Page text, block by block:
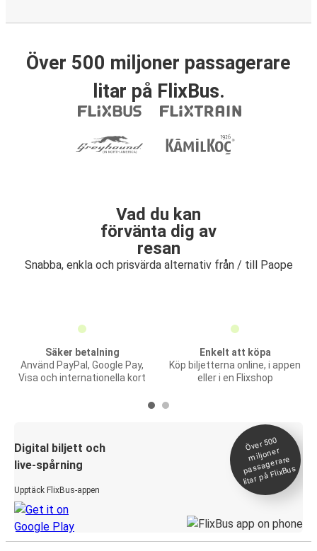
Över 500 miljoner passagerare
litar på FlixBus.
Vad du kan
förvänta dig av
resan
Snabba, enkla och prisvärda alternativ från / till Paope
Säker betalning
Använd PayPal, Google Pay,
Visa och internationella kort
Enkelt att köpa
Köp biljetterna online, i appen
eller i en Flixshop
Digital biljett och
live-spårning
Upptäck FlixBus-appen
Över 500
miljoner
passagerare
litar på FlixBus